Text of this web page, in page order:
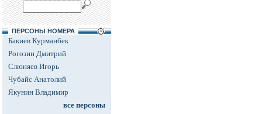
ПЕРСОНЫ НОМЕРА
Бакиев Курманбек
Рогозин Дмитрий
Слюняев Игорь
Чубайс Анатолий
Якунин Владимир
все персоны